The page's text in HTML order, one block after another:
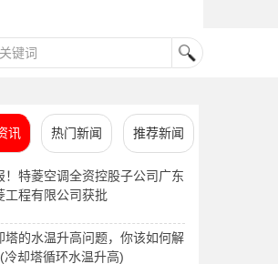
讯 热门新闻 推荐新闻
！特菱空调全资控股子公司广东
工程有限公司获批
塔的水温升高问题，你该如何解
冷却塔循环水温升高)